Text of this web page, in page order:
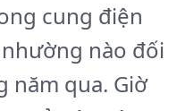
cung điện
nào đối
năm qua. Giờ